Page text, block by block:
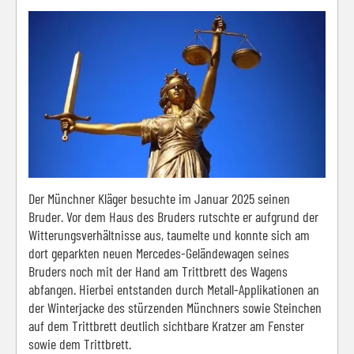
Der Münchner Kläger besuchte im Januar 2025 seinen
Bruder. Vor dem Haus des Bruders rutschte er aufgrund der
Witterungsverhältnisse aus, taumelte und konnte sich am
dort geparkten neuen Mercedes-Geländewagen seines
Bruders noch mit der Hand am Trittbrett des Wagens
abfangen. Hierbei entstanden durch Metall-Applikationen an
der Winterjacke des stürzenden Münchners sowie Steinchen
auf dem Trittbrett deutlich sichtbare Kratzer am Fenster
sowie dem Trittbrett.